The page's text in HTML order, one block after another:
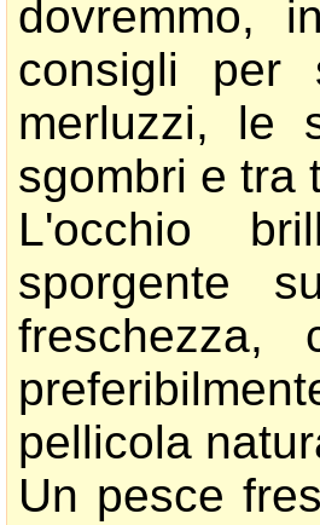
dovremmo,
consigli
merluzzi, le
sgombri e tra
L'occhio
sporgente
pellicola
Un pesce